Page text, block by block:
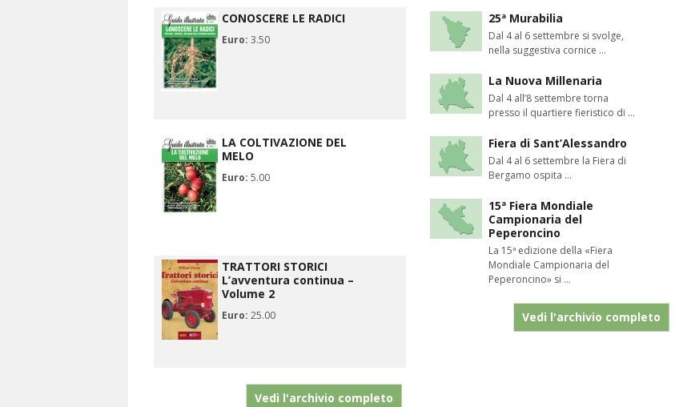
CONOSCERE LE RADICI
Euro: 3.50
LA COLTIVAZIONE DEL
MELO
Euro: 5.00
TRATTORI STORICI
L’avventura continua –
Volume 2
Euro: 25.00
Vedi l'archivio completo
25ª Murabilia
Dal 4 al 6 settembre si svolge,
nella suggestiva cornice ...
La Nuova Millenaria
Dal 4 all’8 settembre torna
presso il quartiere fieristico di ...
Fiera di Sant’Alessandro
Dal 4 al 6 settembre la Fiera di
Bergamo ospita ...
15ª Fiera Mondiale
Campionaria del
Peperoncino
La 15ª edizione della «Fiera
Mondiale Campionaria del
Peperoncino» si ...
Vedi l'archivio completo